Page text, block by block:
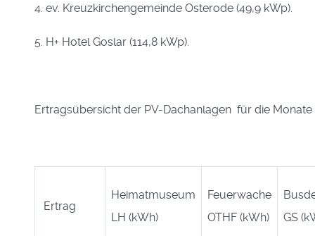
4. ev. Kreuzkirchengemeinde Osterode (49,9 kWp).
5. H+ Hotel Goslar (114,8 kWp).
Ertragsübersicht der PV-Dachanlagen für die
Ertrag
Heimatmuseum
LH (kWh)
Feuerwache
OTHF (kWh)
GS